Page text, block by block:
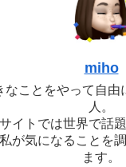
miho
なことをやって自由
人。
イトでは世界で話
が気になることを
ます。